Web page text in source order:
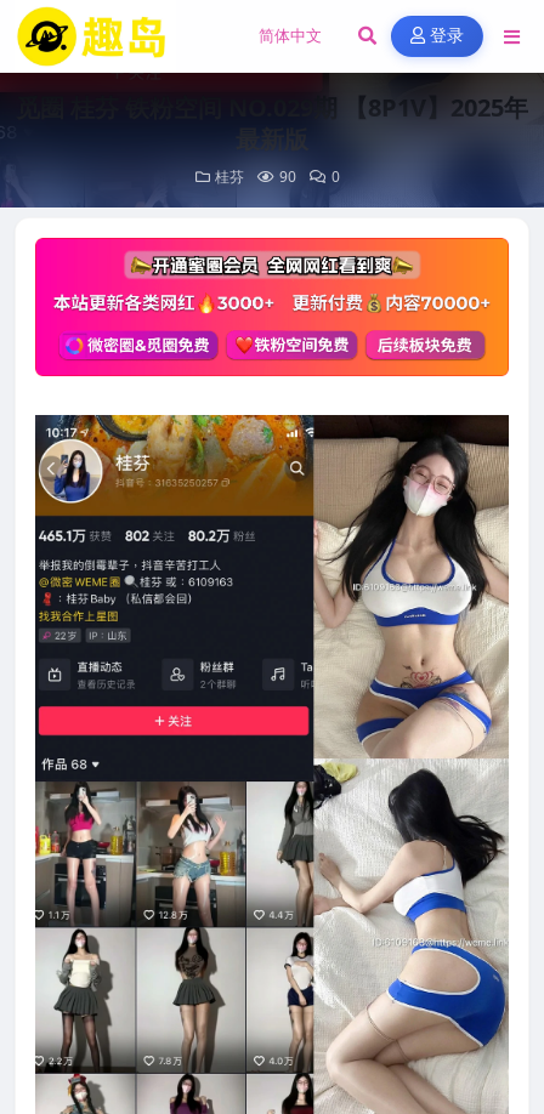
登录
觅圈 桂芬 铁粉空间 NO.029期 【8P1V】2025年
最新版
桂芬 90 0